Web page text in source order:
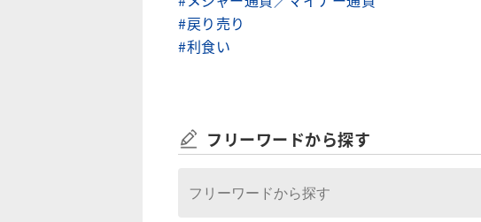
#戻り売り
#利食い
フリーワードから探す